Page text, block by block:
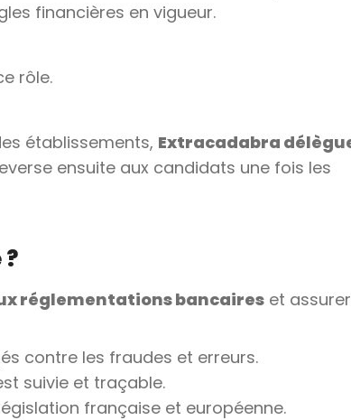
financières en vigueur.
rôle.
établissements, Extracadabra
ensuite aux candidats une fois les
réglementations bancaires et
contre les fraudes et erreurs.
suivie et traçable.
française et européenne.